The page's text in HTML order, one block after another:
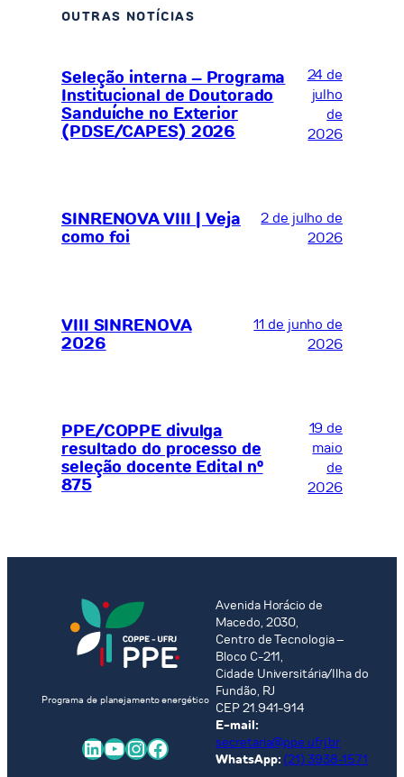
OUTRAS NOTÍCIAS
Seleção interna – Programa
Institucional de Doutorado
Sanduíche no Exterior
(PDSE/CAPES) 2026
24 de
julho
de
2026
SINRENOVA VIII | Veja
como foi
2 de julho de
2026
VIII SINRENOVA
2026
11 de junho de
2026
PPE/COPPE divulga
resultado do processo de
seleção docente Edital nº
875
19 de
maio
de
2026
Programa de planejamento energético
LinkedIn Youtube InstagramFacebook
Avenida Horácio de
Macedo, 2030,
Centro de Tecnologia –
Bloco C-211,
Cidade Universitária/Ilha do
Fundão, RJ
CEP 21.941-914
E-mail:
secretaria@ppe.ufrj.br
WhatsApp: (21) 3938-1571